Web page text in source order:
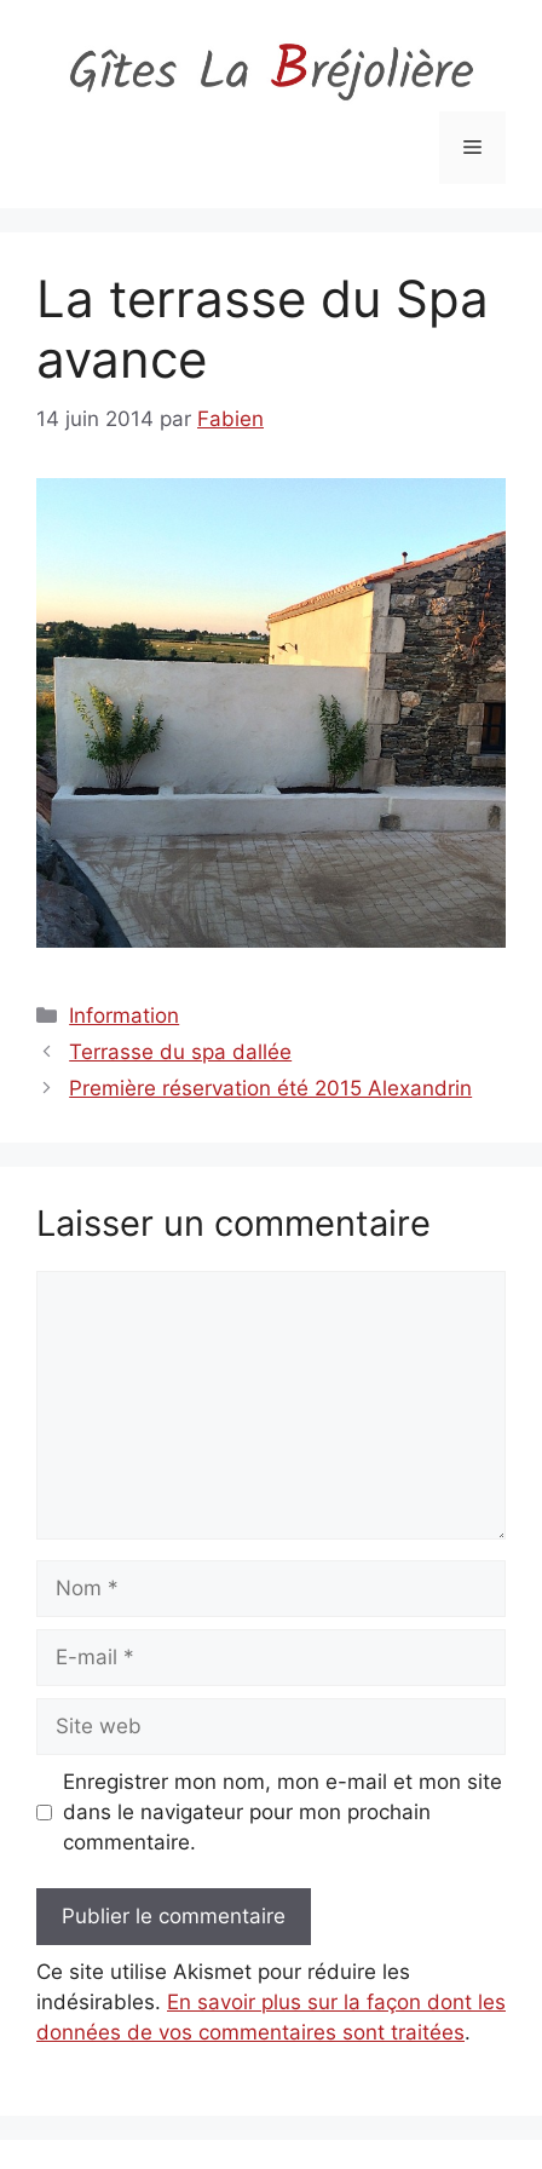
contenu
Menu
La terrasse du Spa
avance
14 juin 2014 par Fabien
Catégories
Information
Terrasse du spa dallée
Première réservation été 2015 Alexandrin
Laisser un commentaire
mail
web
Enregistrer mon nom, mon e-mail et mon site
dans le navigateur pour mon prochain
commentaire.
Ce site utilise Akismet pour réduire les
indésirables. En savoir plus sur la façon dont les
données de vos commentaires sont traitées.